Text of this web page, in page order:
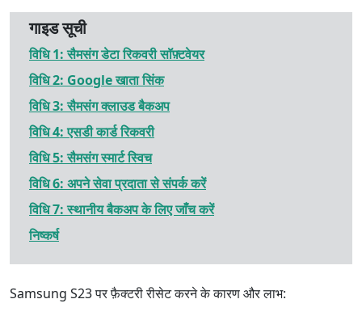
गाइड सूची
विधि 1: सैमसंग डेटा रिकवरी सॉफ़्टवेयर
विधि 2: Google खाता सिंक
विधि 3: सैमसंग क्लाउड बैकअप
विधि 4: एसडी कार्ड रिकवरी
विधि 5: सैमसंग स्मार्ट स्विच
विधि 6: अपने सेवा प्रदाता से संपर्क करें
विधि 7: स्थानीय बैकअप के लिए जाँच करें
निष्कर्ष
Samsung S23 पर फ़ैक्टरी रीसेट करने के कारण और लाभ: